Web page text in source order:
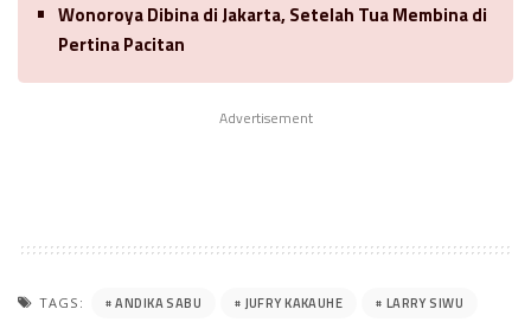
Wonoroya Dibina di Jakarta, Setelah Tua Membina di
Pertina Pacitan
Advertisement
TAGS: ANDIKA SABU JUFRY KAKAUHE LARRY SIWU